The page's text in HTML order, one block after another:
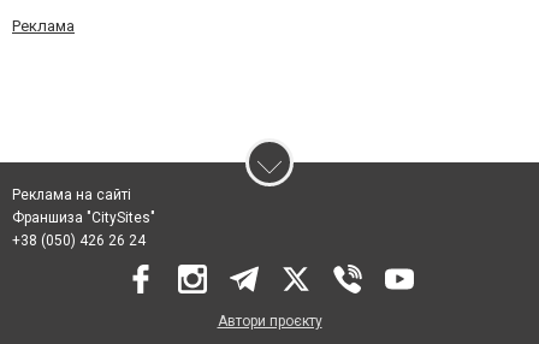
Реклама
Реклама на сайті
Франшиза "CitySites"
+38 (050) 426 26 24
Автори проєкту